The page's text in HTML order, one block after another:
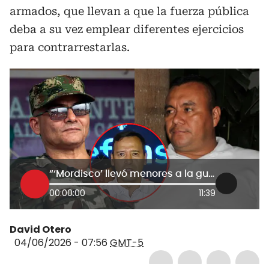
armados, que llevan a que la fuerza pública
deba a su vez emplear diferentes ejercicios
para contrarrestarlas.
“‘Mordisco’ llevó menores a la guerra y las disidencias de ‘Calarcá’ los asesinaron”: MinDefensa
00:00:00 11:39
David Otero
04/06/2026 - 07:56 GMT-5